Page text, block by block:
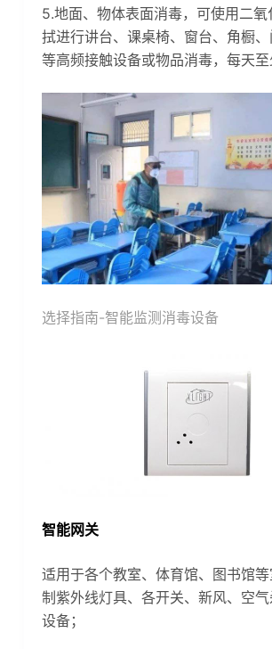
5.地面、物体表面消毒，可使用二氧
拭进行讲台、课桌椅、窗台、角橱
等高频接触设备或物品消毒，每天至
选择指南-智能监测消毒设备
智能网关
适用于各个教室、体育馆、图书馆
制紫外线灯具、各开关、新风、空
设备；